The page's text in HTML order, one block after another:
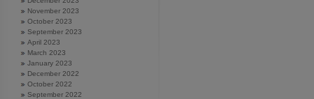
November 2023
October 2023
September 2023
April 2023
March 2023
January 2023
December 2022
October 2022
September 2022